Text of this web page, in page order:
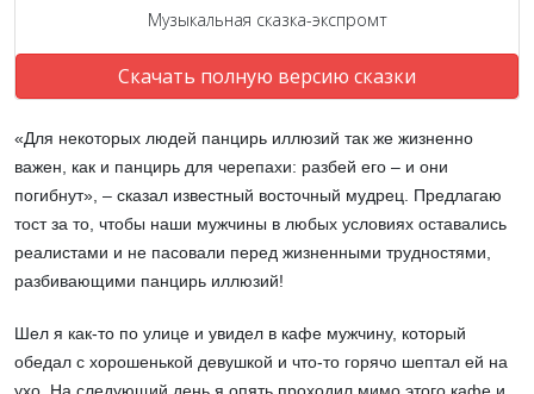
Музыкальная сказка-экспромт
Скачать полную версию сказки
«Для некоторых людей панцирь иллюзий так же жизненно
важен, как и панцирь для черепахи: разбей его – и они
погибнут», – сказал известный восточный мудрец. Предлагаю
тост за то, чтобы наши мужчины в любых условиях оставались
реалистами и не пасовали перед жизненными трудностями,
разбивающими панцирь иллюзий!
Шел я как-то по улице и увидел в кафе мужчину, который
обедал с хорошенькой девушкой и что-то горячо шептал ей на